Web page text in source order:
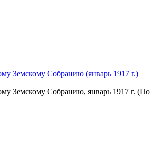
Земскому Собранию (январь 1917 г.)
Земскому Собранию, январь 1917 г. (По